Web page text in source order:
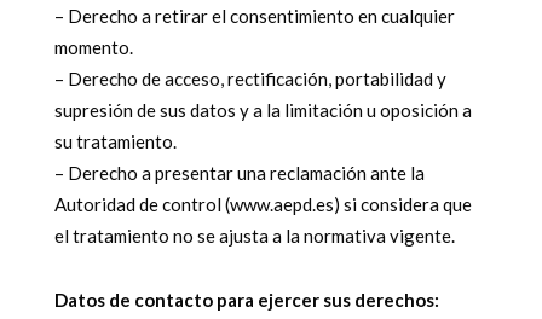
– Derecho a retirar el consentimiento en cualquier
momento.
– Derecho de acceso, rectificación, portabilidad y
supresión de sus datos y a la limitación u oposición a
su tratamiento.
– Derecho a presentar una reclamación ante la
Autoridad de control (www.aepd.es) si considera que
el tratamiento no se ajusta a la normativa vigente.
Datos de contacto para ejercer sus derechos: